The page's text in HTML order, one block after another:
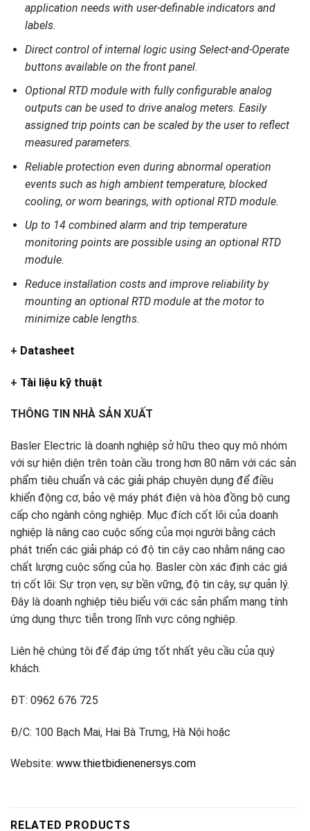
application needs with user-definable indicators and
labels.
Direct control of internal logic using Select-and-Operate
buttons available on the front panel.
Optional RTD module with fully configurable analog
outputs can be used to drive analog meters. Easily
assigned trip points can be scaled by the user to reflect
measured parameters.
Reliable protection even during abnormal operation
events such as high ambient temperature, blocked
cooling, or worn bearings, with optional RTD module.
Up to 14 combined alarm and trip temperature
monitoring points are possible using an optional RTD
module.
Reduce installation costs and improve reliability by
mounting an optional RTD module at the motor to
minimize cable lengths.
+ Datasheet
+ Tài liệu kỹ thuật
THÔNG TIN NHÀ SẢN XUẤT
Basler Electric là doanh nghiệp sở hữu theo quy mô nhóm
với sự hiện diện trên toàn cầu trong hơn 80 năm với các sản
phẩm tiêu chuẩn và các giải pháp chuyên dụng để điều
khiển động cơ, bảo vệ máy phát điện và hòa đồng bộ cung
cấp cho ngành công nghiệp. Mục đích cốt lõi của doanh
nghiệp là nâng cao cuộc sống của mọi người bằng cách
phát triển các giải pháp có độ tin cậy cao nhằm nâng cao
chất lượng cuộc sống của họ. Basler còn xác định các giá
trị cốt lõi: Sự trọn vẹn, sự bền vững, độ tin cậy, sự quản lý.
Đây là doanh nghiệp tiêu biểu với các sản phẩm mang tính
ứng dụng thực tiễn trong lĩnh vực công nghiệp.
Liên hệ chúng tôi để đáp ứng tốt nhất yêu cầu của quý
khách.
ĐT: 0962 676 725
Đ/C: 100 Bạch Mai, Hai Bà Trưng, Hà Nội hoặc
Website: www.thietbidienenersys.com
RELATED PRODUCTS